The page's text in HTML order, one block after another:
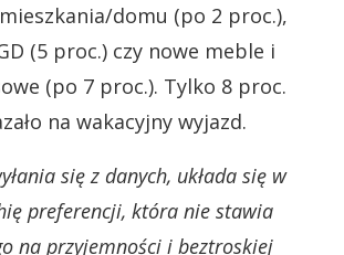
domu (po 2 proc.),
(5 proc.) czy nowe meble i
(po 7 proc.). Tylko 8 proc.
na wakacyjny wyjazd.
się z danych, układa się w
preferencji, która nie stawia
na przyjemności i beztroskiej